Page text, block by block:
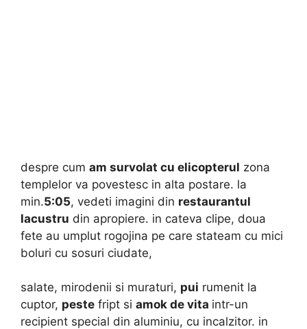
despre cum am survolat cu elicopterul zona
templelor va povestesc in alta postare. la
min.5:05, vedeti imagini din restaurantul
lacustru din apropiere. in cateva clipe, doua
fete au umplut rogojina pe care stateam cu mici
boluri cu sosuri ciudate,
salate, mirodenii si muraturi, pui rumenit la
cuptor, peste fript si amok de vita intr-un
recipient special din aluminiu, cu incalzitor. in